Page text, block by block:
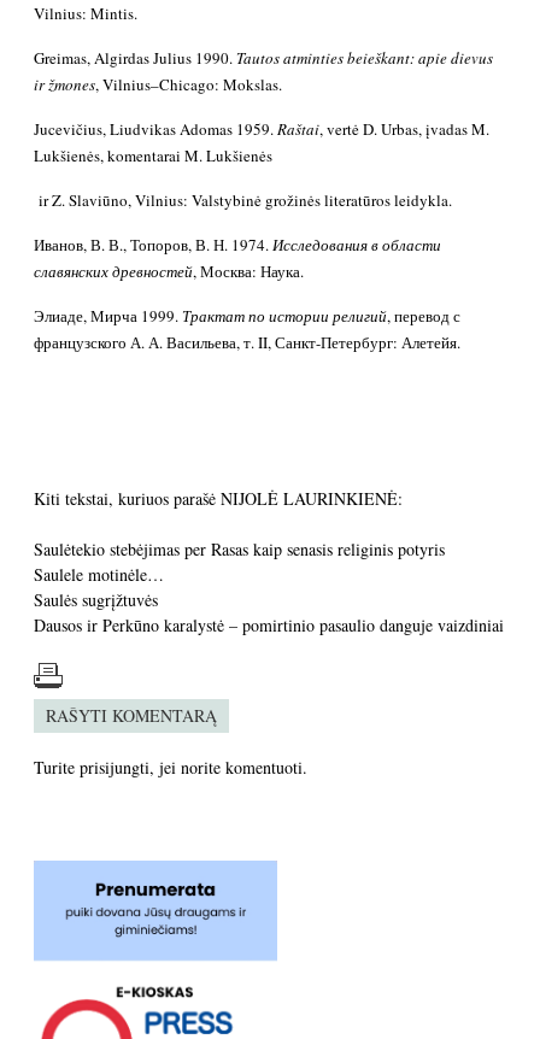
Vilnius: Mintis.
Greimas, Algirdas Julius 1990. Tautos atminties beieškant: apie dievus
ir žmones, Vilnius–Chicago: Mokslas.
Jucevičius, Liudvikas Adomas 1959.Raštai, vertė D. Urbas, įvadas M.
Lukšienės, komentarai M. Lukšienės
ir Z. Slaviūno, Vilnius: Valstybinė grožinės literatūros leidykla.
Иванов, В. В., Топоров, В. Н. 1974.Исследования в области
славянских древностей, Москва: Наука.
Элиаде, Мирча 1999. Трактат по истории религий, перевод с
французского А. А. Васильева, т. II, Санкт-Петербург: Алетейя.
Kiti tekstai, kuriuos parašė NIJOLĖ LAURINKIENĖ:
Saulėtekio stebėjimas per Rasas kaip senasis religinis potyris
Saulele motinėle…
Saulės sugrįžtuvės
Dausos ir Perkūno karalystė – pomirtinio pasaulio danguje vaizdiniai
RAŠYTI KOMENTARĄ
Turite prisijungti, jei norite komentuoti.